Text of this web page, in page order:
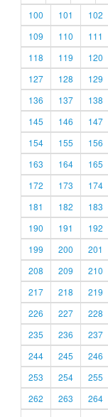
100
101 102
109
110 111
118
119 120
127
128 129
136
137 138
145
146 147
154
155 156
163
164 165
172
173 174
181
182 183
190
191 192
199
200 201
208
209 210
217
218 219
226
227 228
235
236 237
244
245 246
253
254 255
262
263 264